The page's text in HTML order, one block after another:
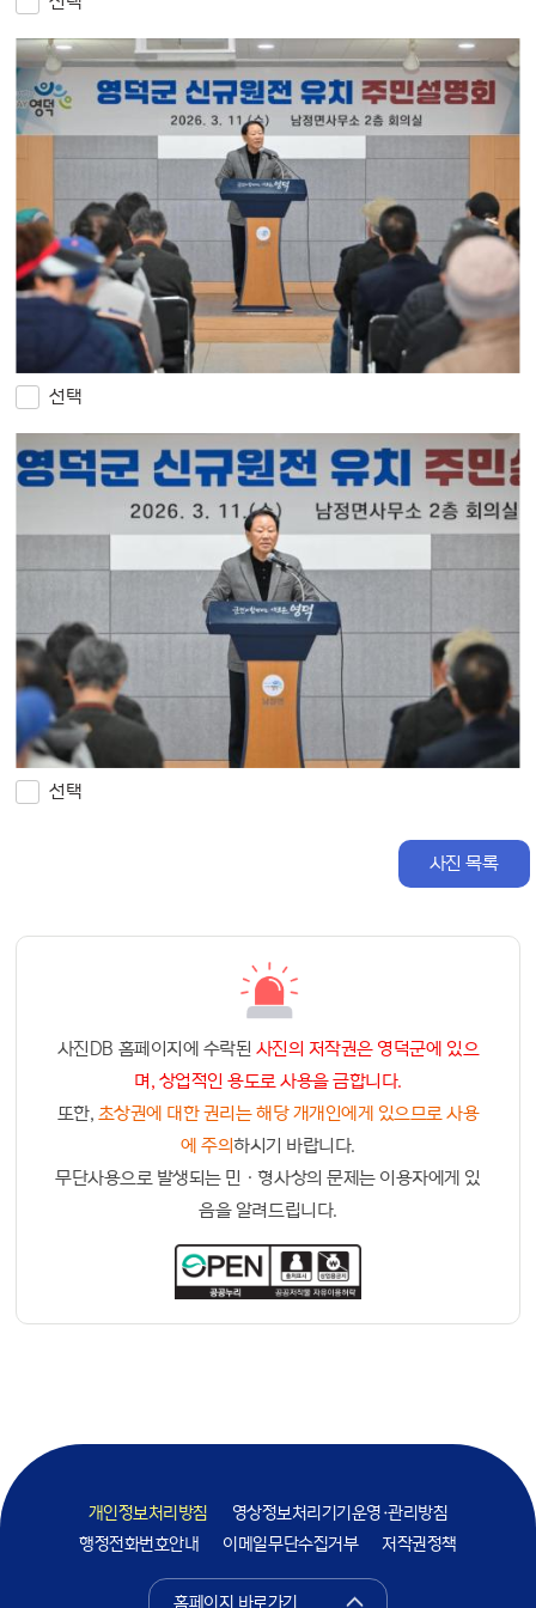
선택
선택
사진 목록
사진DB 홈페이지에 수락된 사진의 저작권은 영덕군에 있으
며, 상업적인 용도로 사용을 금합니다.
또한, 초상권에 대한 권리는 해당 개개인에게 있으므로 사용
에 주의 하시기 바랍니다.
무단사용으로 발생되는 민ㆍ형사상의 문제는 이용자에게 있
음을 알려드립니다.
개인정보처리방침
영상정보처리기기운영·관리방침
행정전화번호안내
이메일무단수집거부 저작권정책
홈페이지 바로가기